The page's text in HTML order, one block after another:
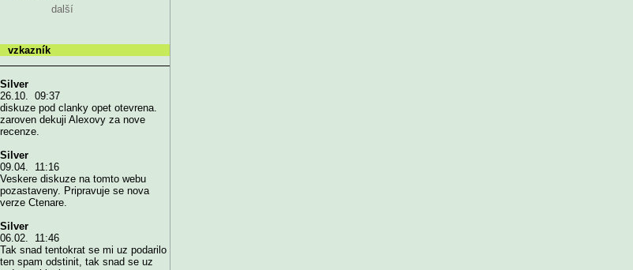
další
vzkazník
Silver
26.10. 09:37
diskuze pod clanky opet otevrena.
zaroven dekuji Alexovy za nove
recenze.
Silver
09.04. 11:16
Veskere diskuze na tomto webu
pozastaveny. Pripravuje se nova
verze Ctenare.
Silver
06.02. 11:46
Tak snad tentokrat se mi uz podarilo
ten spam odstinit, tak snad se uz